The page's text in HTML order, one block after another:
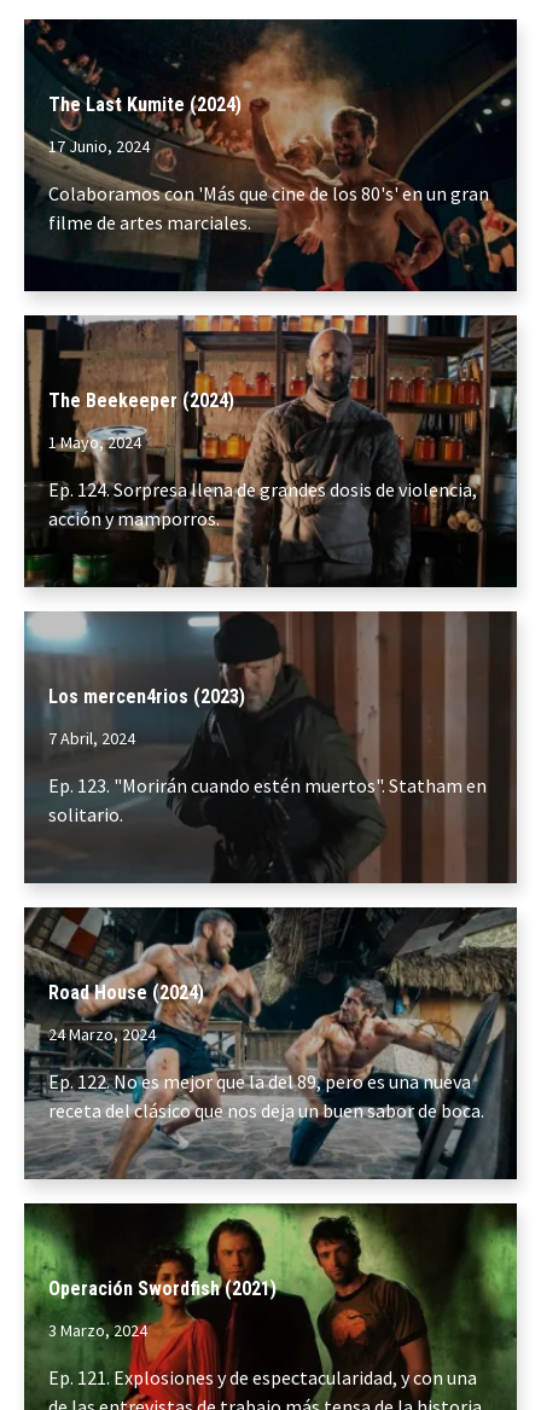
The Last Kumite (2024)
17 Junio, 2024
Colaboramos con 'Más que cine de los 80's' en un gran
filme de artes marciales.
The Beekeeper (2024)
1 Mayo, 2024
Ep. 124. Sorpresa llena de grandes dosis de violencia,
acción y mamporros.
Los mercen4rios (2023)
7 Abril, 2024
Ep. 123. "Morirán cuando estén muertos". Statham en
solitario.
Road House (2024)
24 Marzo, 2024
Ep. 122. No es mejor que la del 89, pero es una nueva
receta del clásico que nos deja un buen sabor de boca.
Operación Swordfish (2021)
3 Marzo, 2024
Ep. 121. Explosiones y de espectacularidad, y con una